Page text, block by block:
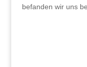
befanden wir uns